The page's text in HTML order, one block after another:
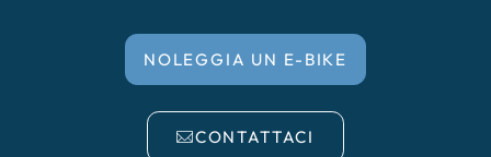
NOLEGGIA UN E-BIKE
CONTATTACI